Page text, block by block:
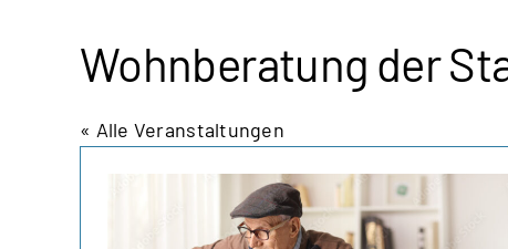
Wohnberatung der
« Alle Veranstaltungen